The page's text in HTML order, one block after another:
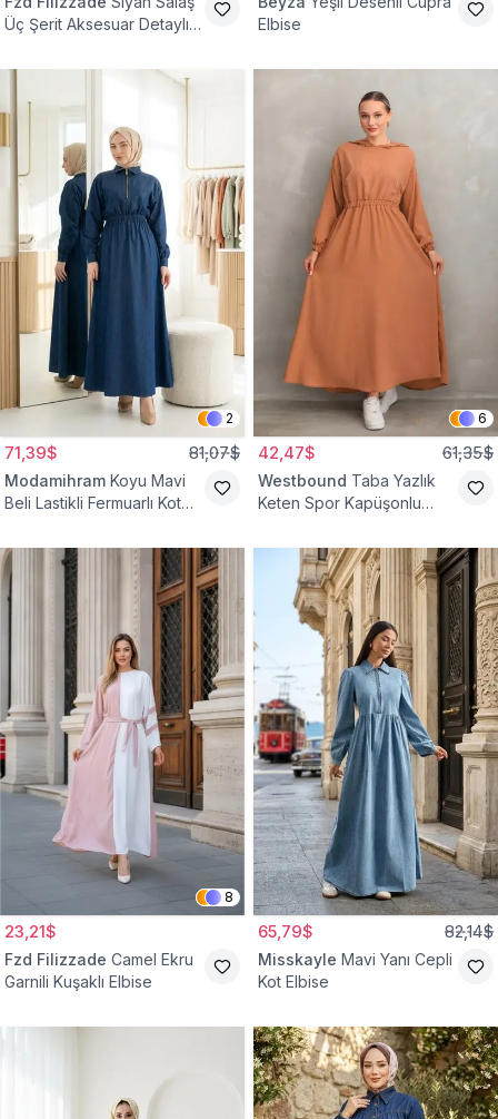
Üç Şerit Aksesuar Detaylı
Elbise
2
71,39$ 81,07$
Modamihram Koyu Mavi
Beli Lastikli Fermuarlı Kot
6
42,47$ 61,35$
Westbound Taba Yazlık
Keten Spor Kapüşonlu
Tesettür Elbise
8
23,21$
Fzd Filizzade Camel Ekru
Garnili Kuşaklı Elbise
65,79$ 82,14$
Misskayle Mavi Yanı Cepli
Kot Elbise